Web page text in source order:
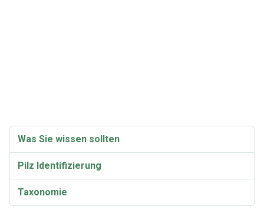
Was Sie wissen sollten
Pilz Identifizierung
Taxonomie